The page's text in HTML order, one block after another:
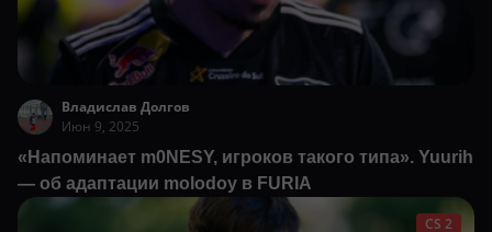
Владислав Долгов
Июн 9, 2025
«Напоминает m0NESY, игроков такого типа». Yuurih
— об адаптации molodoy в FURIA
CS 2